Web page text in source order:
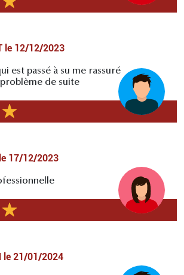
le 12/12/2023
est passé à su me rassuré
de suite
le 17/12/2023
le 21/01/2024